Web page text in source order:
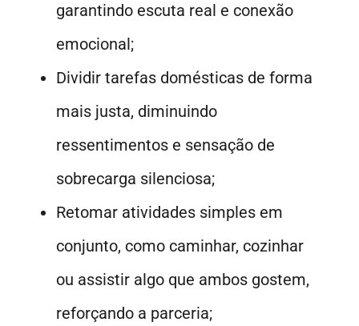
garantindo escuta real e conexão
emocional;
Dividir tarefas domésticas de forma
mais justa, diminuindo
ressentimentos e sensação de
sobrecarga silenciosa;
Retomar atividades simples em
conjunto, como caminhar, cozinhar
ou assistir algo que ambos gostem,
reforçando a parceria;